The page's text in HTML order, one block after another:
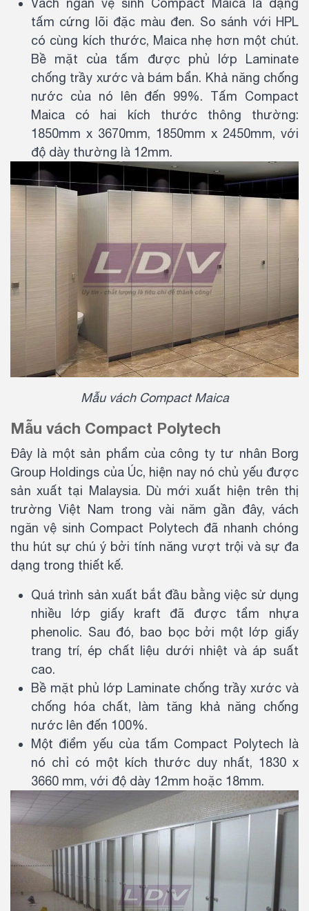
tấm cứng lõi đặc màu đen. So sánh với HPL
có cùng kích thước, Maica nhẹ hơn một chút.
Bề mặt của tấm được phủ lớp Laminate
chống trầy xước và bám bẩn. Khả năng chống
nước của nó lên đến 99%. Tấm Compact
Maica có hai kích thước thông thường:
1850mm x 3670mm, 1850mm x 2450mm, với
độ dày thường là 12mm.
Mẫu vách Compact Maica
Mẫu vách Compact Polytech
Đây là một sản phẩm của công ty tư nhân Borg
Group Holdings của Úc, hiện nay nó chủ yếu được
sản xuất tại Malaysia. Dù mới xuất hiện trên thị
trường Việt Nam trong vài năm gần đây, vách
ngăn vệ sinh Compact Polytech đã nhanh chóng
thu hút sự chú ý bởi tính năng vượt trội và sự đa
dạng trong thiết kế.
Quá trình sản xuất bắt đầu bằng việc sử dụng
nhiều lớp giấy kraft đã được tẩm nhựa
phenolic. Sau đó, bao bọc bởi một lớp giấy
trang trí, ép chất liệu dưới nhiệt và áp suất
cao.
Bề mặt phủ lớp Laminate chống trầy xước và
chống hóa chất, làm tăng khả năng chống
nước lên đến 100%.
Một điểm yếu của tấm Compact Polytech là
nó chỉ có một kích thước duy nhất, 1830 x
3660 mm, với độ dày 12mm hoặc 18mm.